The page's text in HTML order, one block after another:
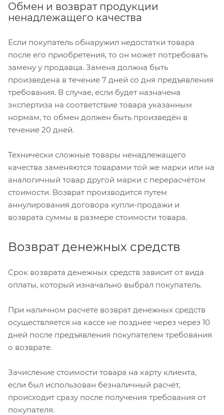
Обмен и возврат продукции
ненадлежащего качества
Если покупатель обнаружил недостатки товара
после его приобретения, то он может потребовать
замену у продавца. Замена должна быть
произведена в течение 7 дней со дня предъявления
требования. В случае, если будет назначена
экспертиза на соответствие товара указанным
нормам, то обмен должен быть произведён в
течение 20 дней.
Технически сложные товары ненадлежащего
качества заменяются товарами той же марки или на
аналогичный товар другой марки с перерасчётом
стоимости. Возврат производится путем
аннулирования договора купли-продажи и
возврата суммы в размере стоимости товара.
Возврат денежных средств
Срок возврата денежных средств зависит от вида
оплаты, который изначально выбрал покупатель.
При наличном расчете возврат денежных средств
осуществляется на кассе не позднее через через 10
дней после предъявления покупателем требования
о возврате.
Зачисление стоимости товара на карту клиента,
если был использован безналичный расчёт,
происходит сразу после получения требования от
покупателя.